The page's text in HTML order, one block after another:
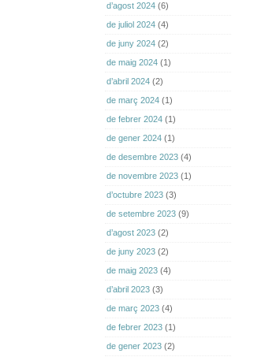
d’agost 2024 (6)
de juliol 2024 (4)
de juny 2024 (2)
de maig 2024 (1)
d’abril 2024 (2)
de març 2024 (1)
de febrer 2024 (1)
de gener 2024 (1)
de desembre 2023 (4)
de novembre 2023 (1)
d’octubre 2023 (3)
de setembre 2023 (9)
d’agost 2023 (2)
de juny 2023 (2)
de maig 2023 (4)
d’abril 2023 (3)
de març 2023 (4)
de febrer 2023 (1)
de gener 2023 (2)